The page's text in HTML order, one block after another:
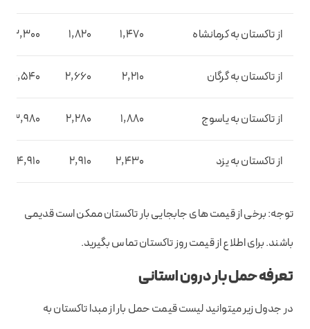
از تاکستان به کرمانشاه 1,470
1,820
3,300
از تاکستان به گرگان 2,210
2,660
4,540
از تاکستان به یاسوج 1,880
2,280
3,980
از تاکستان به یزد 2,430
2,910
4,910
توجه: برخی از قیمت های جابجایی بار تاکستان ممکن است قدیمی
باشند. برای اطلاع از قیمت روز تاکستان تماس بگیرید.
تعرفه حمل بار درون استانی
در جدول زیر میتوانید لیست قیمت حمل بار از مبدا تاکستان به